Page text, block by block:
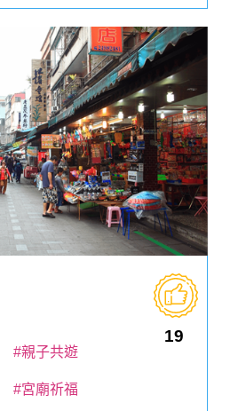
19
#親子共遊
#宮廟祈福